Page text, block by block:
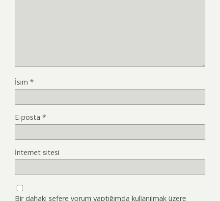
İsim *
E-posta *
İnternet sitesi
Bir dahaki sefere yorum yaptığımda kullanılmak üzere